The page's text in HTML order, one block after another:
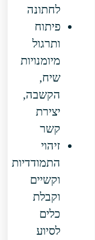
לחתונה
פיתוח
ותרגול
מיומנויות
שיח,
הקשבה,
יצירת
קשר
זיהוי
התמודדיות
וקשיים
וקבלת
כלים
לסיוע